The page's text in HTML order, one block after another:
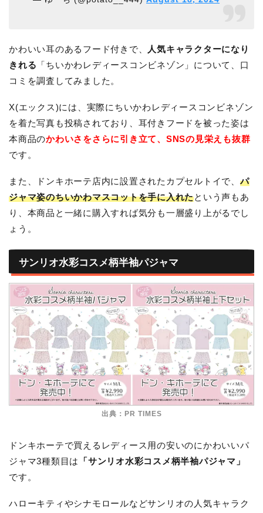
かわいい耳のあるフード付きで、
人気キャラクターになり
きれる 「ちいかわレディースコンビネゾン」について、口
コミを調査してみました。
X(エックス)には、実際にちいかわレディースコンビネゾン
を着た写真も投稿されており、耳付きフードを被った姿は
本商品のかわいさをさらに引き立て、SNSの見栄えも抜群
です。
また、ドンキホーテ店内に設置されたカプセルトイで、 パ
ジャマ姿のちいかわマスコットを手に入れたという声もあ
り、本商品と一緒に購入すれば気分も一層盛り上がるでし
ょう。
サンリオ水彩コスメ柄半袖パジャマ
出典：PR TIMES
ドンキホーテで買えるレディース用の安いのにかわいいパ
ジャマ3種類目は
「サンリオ水彩コスメ柄半袖パジャマ」
です。
ハローキティやシナモロールなどサンリオの人気キャラク